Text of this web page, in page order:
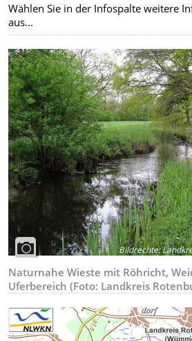
Wählen Sie in der Infospalte weitere
aus...
Bildrechte:
Naturnahe Wieste mit Röhricht,
Uferbereich (Foto: Landkreis